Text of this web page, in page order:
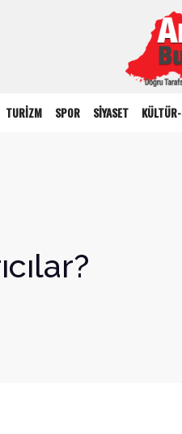
TURİZM SPOR SİYASET